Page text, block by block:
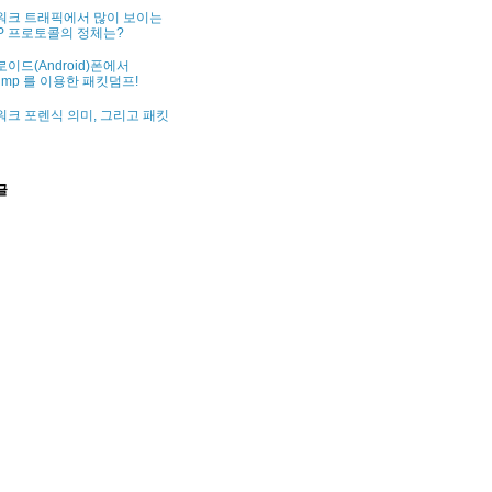
크 트래픽에서 많이 보이는
프로토콜의 정체는?
이드(Android)폰에서
를 이용한 패킷덤프!
크 포렌식 의미, 그리고 패킷